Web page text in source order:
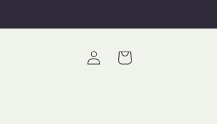
Inloggen
Winkelwagen